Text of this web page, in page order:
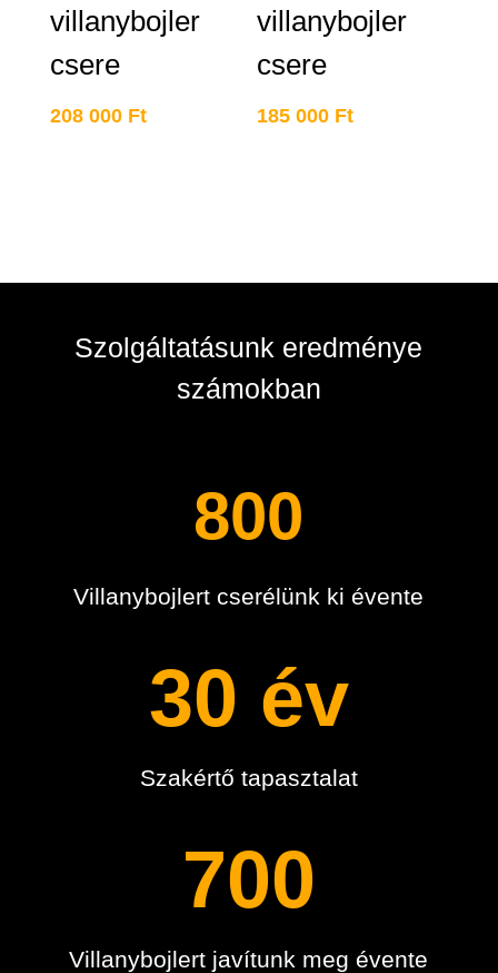
villanybojler
csere
208 000 Ft
villanybojler
csere
185 000 Ft
Szolgáltatásunk eredménye
számokban
800
Villanybojlert cserélünk ki évente
30 év
Szakértő tapasztalat
700
Villanybojlert javítunk meg évente